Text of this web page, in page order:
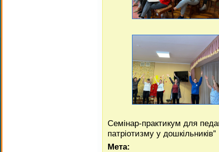
Семінар-практикум для
патріотизму у дошкільників”
Мета: